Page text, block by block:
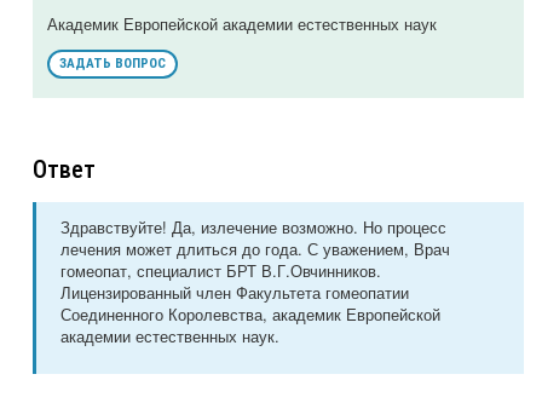
Академик Европейской академии естественных наук
ЗАДАТЬ ВОПРОС
Ответ
Здравствуйте! Да, излечение возможно. Но процесс
лечения может длиться до года. С уважением, Врач
гомеопат, специалист БРТ В.Г.Овчинников.
Лицензированный член Факультета гомеопатии
Соединенного Королевства, академик Европейской
академии естественных наук.